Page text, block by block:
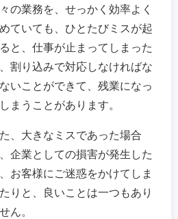
の業務を、せっかく効率よく
ていても、ひとたびミスが起
と、仕事が止まってしまった
割り込みで対応しなければな
いことができて、残業になっ
まうことがあります。
、大きなミスであった場合
企業としての損害が発生した
お客様にご迷惑をかけてしま
りと、良いことは一つもあり
ん。